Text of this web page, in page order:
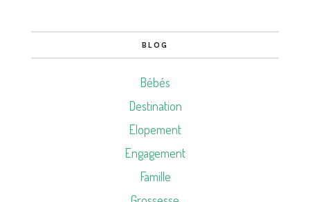
BLOG
Bébés
Destination
Elopement
Engagement
Famille